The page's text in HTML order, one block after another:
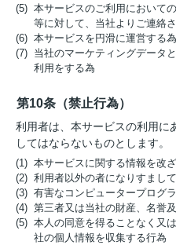
(5) 本サービスのご利用において
等に対して、当社よりご連絡
(6) 本サービスを円滑に運営する
(7) 当社のマーケティングデータ
利用をする為
第10条（禁止行為）
利用者は、本サービスの利用に
してはならないものとします。
(1) 本サービスに関する情報を改
(2) 利用者以外の者になりすまし
(3) 有害なコンピュータープログ
(4) 第三者又は当社の財産、名誉
(5) 本人の同意を得ることなく又
社の個人情報を収集する行為